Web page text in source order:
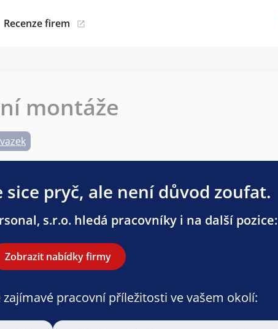
Recenze firem
montáže
sice pryč, ale není důvod zoufat.
s.r.o. hledá pracovníky i na další pozice:
Zobrazit nabídky firmy
pracovní příležitosti ve vašem okolí: